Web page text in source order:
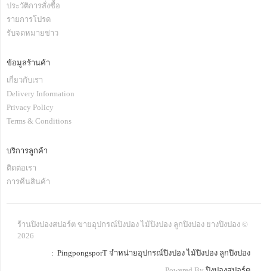
ประวัติการสั่งซื้อ
รายการโปรด
รับจดหมายข่าว
ข้อมูลร้านค้า
เกี่ยวกับเรา
Delivery Information
Privacy Policy
Terms & Conditions
บริการลูกค้า
ติดต่อเรา
การคืนสินค้า
ร้านปิงปองสปอร์ต ขายอุปกรณ์ปิงปอง ไม้ปิงปอง ลูกปิงปอง ยางปิงปอง ©
2026
: PingpongsporT จำหน่ายอุปกรณ์ปิงปอง ไม้ปิงปอง ลูกปิงปอง